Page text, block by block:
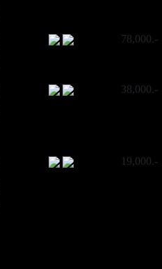
78,000.-
38,000.-
19,000.-